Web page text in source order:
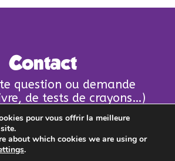
Contact
question ou demande
de tests de crayons…)
à nous écrire un mail !
mysteres.fr
pour vous offrir la meilleure
about which cookies we are using or
.